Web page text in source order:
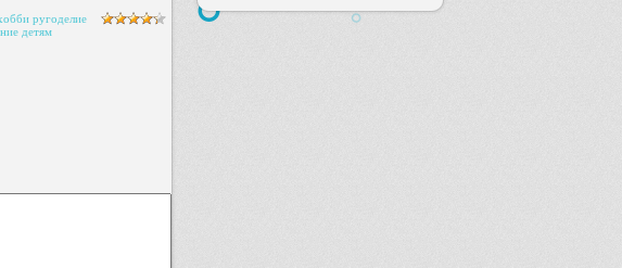
ругоделие
детям